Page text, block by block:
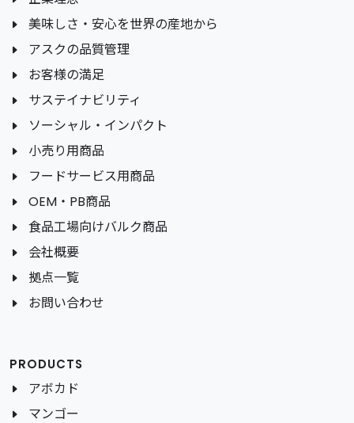
美味しさ・安心を世界の産地から
アスクの品質管理
お客様の満足
サステイナビリティ
ソーシャル・インパクト
小売り用商品
フードサービス用商品
OEM・PB商品
食品工場向けバルク商品
会社概要
拠点一覧
お問い合わせ
PRODUCTS
アボカド
マンゴー